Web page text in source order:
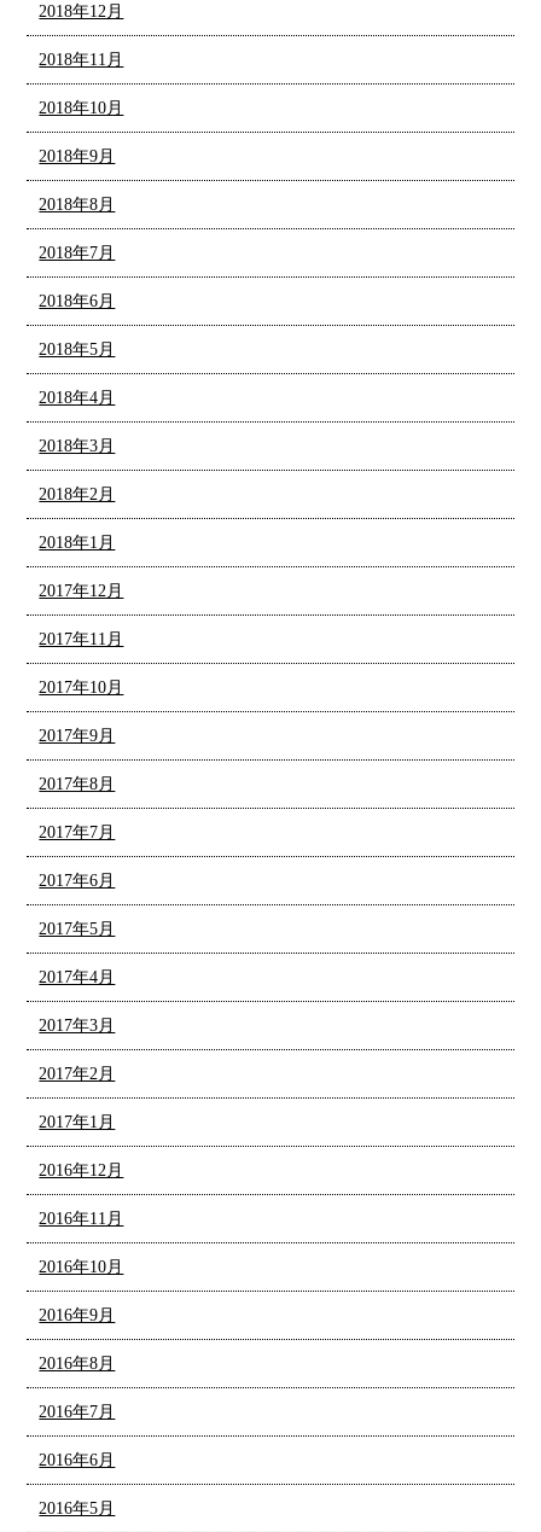
2018年12月
2018年11月
2018年10月
2018年9月
2018年8月
2018年7月
2018年6月
2018年5月
2018年4月
2018年3月
2018年2月
2018年1月
2017年12月
2017年11月
2017年10月
2017年9月
2017年8月
2017年7月
2017年6月
2017年5月
2017年4月
2017年3月
2017年2月
2017年1月
2016年12月
2016年11月
2016年10月
2016年9月
2016年8月
2016年7月
2016年6月
2016年5月